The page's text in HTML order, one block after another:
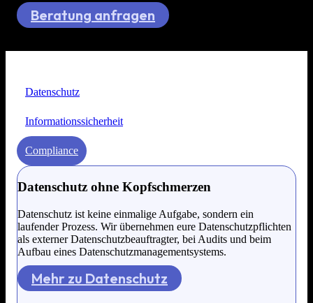
Beratung anfragen
Datenschutz
Informationssicherheit
Compliance
Datenschutz ohne Kopfschmerzen
Datenschutz ist keine einmalige Aufgabe, sondern ein
laufender Prozess. Wir übernehmen eure Datenschutzpflichten
als externer Datenschutzbeauftragter, bei Audits und beim
Aufbau eines Datenschutzmanagementsystems.
Mehr zu Datenschutz